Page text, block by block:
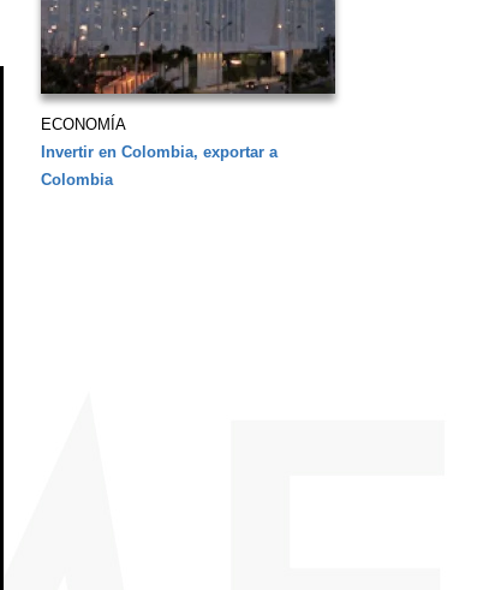
ECONOMÍA
Invertir en Colombia, exportar a
Colombia